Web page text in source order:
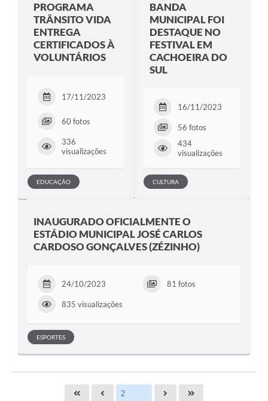
PROGRAMA
TRÂNSITO VIDA
ENTREGA
CERTIFICADOS À
VOLUNTÁRIOS
17/11/2023
60 fotos
336
visualizações
EDUCAÇÃO
BANDA
MUNICIPAL FOI
DESTAQUE NO
FESTIVAL EM
CACHOEIRA DO
SUL
16/11/2023
56 fotos
434
visualizações
CULTURA
INAUGURADO OFICIALMENTE O
ESTÁDIO MUNICIPAL JOSÉ CARLOS
CARDOSO GONÇALVES (ZÉZINHO)
24/10/2023 81 fotos
835 visualizações
ESPORTES